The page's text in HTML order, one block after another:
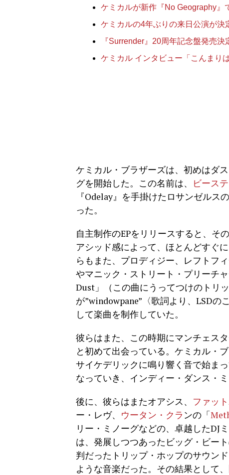
ケミカルが新作『No Geography』
ケミカルの4年ぶりの来日公演が決
『Surrender』20周年記念盤発売
ケミカル インタビュー「こんまり
ケミカル・ブラザーズは、初めはダ
グを開始した。この名前は、
ビース
『Odelay』を手掛けたロサンゼル
った。
自主制作のEPをリリースすると、そ
アシッド感によって、ほとんどすぐ
らもまた、プロディジー、レフトフ
やマニック・ストリート・プリーチ
Dust」（この曲にうってつけのトリ
が”windowpane”〈歌詞より、LSDの
して楽曲を制作していた。
彼らはまた、この時期にマンチェス
と初めて出会っている。ケミカル・
サイケデリックに鳴り響く音で始ま
なっていき、インディー・ダンス・
後に、彼らはまたオアシス、 ファッ
ー・レヴ、 ウータン・クラ ンの「
リー・ミノーグなどの、卓越したDJ
は、発展しつつあったビッグ・ビー
判だったトリップ・ホップのサウン
ような音楽だった。その結果として